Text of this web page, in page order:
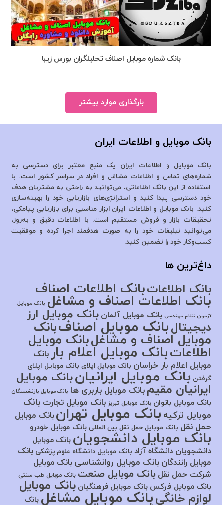
بانک شماره موبایل اصناف تحليلگران بورس زيبا
بارگذاری موارد بیشتر
بانک موبایل و اطلاعات ایران
بانک موبایل و اطلاعات ایران یک منبع معتبر برای دسترسی به
شماره‌های تماس و اطلاعات مشاغل و افراد در سراسر کشور است. با
استفاده از این بانک اطلاعاتی، می‌توانید به راحتی به مشتریان هدف
خود دسترسی پیدا کنید و استراتژی‌های بازاریابی خود را بهینه‌سازی
کنید. بانک موبایل و اطلاعات ایران ابزار مناسبی برای بازاریابی پیامکی،
تحقیقات بازار و فروش مستقیم است. با اطلاعات دقیق و به‌روز،
می‌توانید تبلیغات خود را به صورت هدفمند اجرا کرده و موفقیت
کسب‌وکار خود را تضمین کنید.
داغ‌ترین ها
بانک اطلاعاتبانک اطلاعات اصناف
بانک اطلاعات اصناف و مشاغل بانک موبایل
آزمون نظام مهندسی بانک موبایل آلمان بانک موبایل ارز
دیجیتالبانک موبایل اصنافبانک
موبایل اصناف و مشاغلبانک موبایل
اطلاعاتبانک موبایل اعلام باربانک
موبایل اعلام بار خراسان بانک موبایل اپلای بانک موبایل اپلای
گرفتن بانک موبایل ایرانیانبانک موبایل
ایرانیان مقیم بانک موبایل باربری ها بانک موبایل بازنشستگان
بانک موبایل بانوان بانک موبایل تبریز بانک موبایل تجارت بانک
موبایل ترکیه بانک موبایل تهران بانک موبایل
حمل نقل بانک موبایل حمل نقل بین المللی بانک موبایل خودرو
بانک موبایل دانشجویان بانک موبایل
دانشجویان دانشگاه آزاد بانک موبایل دانشگاه علوم پزشکی بانک
موبایل رانندگان بانک موبایل روانشناسی بانک موبایل
شرکت حمل نقل بانک موبایل صنعت بانک موبایل طب سنتی
بانک موبایل فارکس بانک موبایل فرهنگیان بانک موبایل
لوازم خانگیبانک موبایل مشاغلبانک